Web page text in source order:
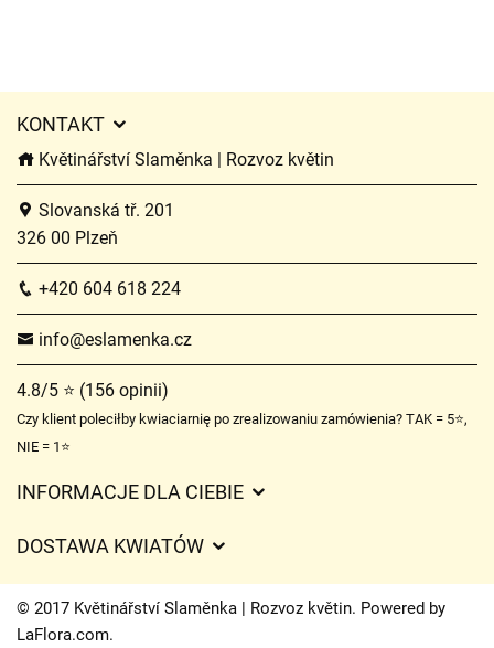
KONTAKT
Květinářství Slaměnka | Rozvoz květin
Slovanská tř. 201
326 00 Plzeň
+420 604 618 224
info@eslamenka.cz
4.8/5 ⭐ (156 opinii)
Czy klient poleciłby kwiaciarnię po zrealizowaniu zamówienia? TAK = 5⭐,
NIE = 1⭐
INFORMACJE DLA CIEBIE
Czasy dostawy kwiatów – przegląd możliwości
DOSTAWA KWIATÓW
Opłaty za dostawę
Gdzie dostarczamy kwiaty
© 2017 Květinářství Slaměnka | Rozvoz květin. Powered by
LaFlora.com.